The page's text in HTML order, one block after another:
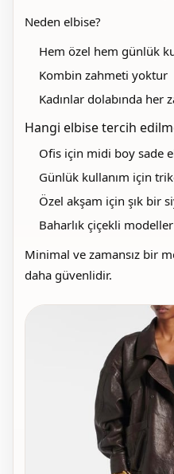
Neden elbise?
Hem özel hem günlük
Kombin zahmeti yoktur
Kadınlar dolabında her
Hangi elbise tercih
Ofis için midi boy sade
Günlük kullanım için
Özel akşam için şık bir
Baharlık çiçekli modeller
Minimal ve zamansız bir
daha güvenlidir.